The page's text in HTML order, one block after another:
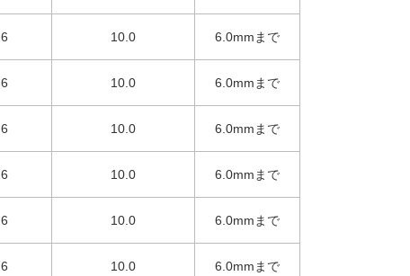
10.0 6.0mmまで
10.0 6.0mmまで
10.0 6.0mmまで
10.0 6.0mmまで
10.0 6.0mmまで
10.0 6.0mmまで